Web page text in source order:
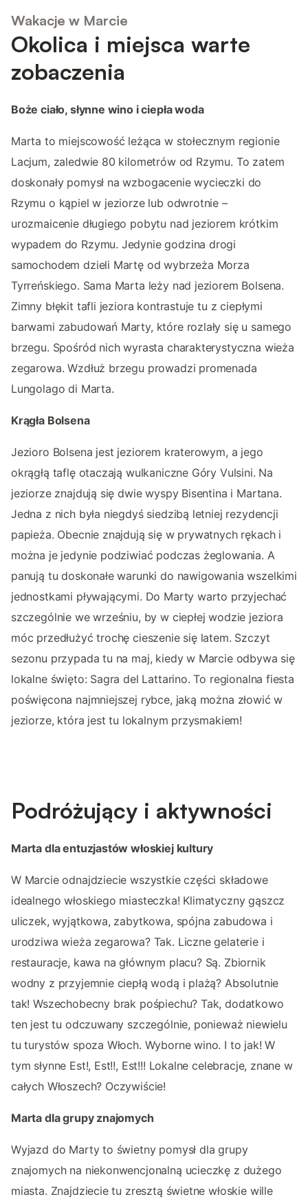
Wakacje w Marcie
Okolica i miejsca warte
zobaczenia
Boże ciało, słynne wino i ciepła woda
Marta to miejscowość leżąca w stołecznym regionie
Lacjum, zaledwie 80 kilometrów od Rzymu. To zatem
doskonały pomysł na wzbogacenie wycieczki do
Rzymu o kąpiel w jeziorze lub odwrotnie –
urozmaicenie długiego pobytu nad jeziorem krótkim
wypadem do Rzymu. Jedynie godzina drogi
samochodem dzieli Martę od wybrzeża Morza
Tyrreńskiego. Sama Marta leży nad jeziorem Bolsena.
Zimny błękit tafli jeziora kontrastuje tu z ciepłymi
barwami zabudowań Marty, które rozlały się u samego
brzegu. Spośród nich wyrasta charakterystyczna wieża
zegarowa. Wzdłuż brzegu prowadzi promenada
Lungolago di Marta.
Krągła Bolsena
Jezioro Bolsena jest jeziorem kraterowym, a jego
okrągłą taflę otaczają wulkaniczne Góry Vulsini. Na
jeziorze znajdują się dwie wyspy Bisentina i Martana.
Jedna z nich była niegdyś siedzibą letniej rezydencji
papieża. Obecnie znajdują się w prywatnych rękach i
można je jedynie podziwiać podczas żeglowania. A
panują tu doskonałe warunki do nawigowania wszelkimi
jednostkami pływającymi. Do Marty warto przyjechać
szczególnie we wrześniu, by w ciepłej wodzie jeziora
móc przedłużyć trochę cieszenie się latem. Szczyt
sezonu przypada tu na maj, kiedy w Marcie odbywa się
lokalne święto: Sagra del Lattarino. To regionalna fiesta
poświęcona najmniejszej rybce, jaką można złowić w
jeziorze, która jest tu lokalnym przysmakiem!
Podróżujący i aktywności
Marta dla entuzjastów włoskiej kultury
W Marcie odnajdziecie wszystkie części składowe
idealnego włoskiego miasteczka! Klimatyczny gąszcz
uliczek, wyjątkowa, zabytkowa, spójna zabudowa i
urodziwa wieża zegarowa? Tak. Liczne gelaterie i
restauracje, kawa na głównym placu? Są. Zbiornik
wodny z przyjemnie ciepłą wodą i plażą? Absolutnie
tak! Wszechobecny brak pośpiechu? Tak, dodatkowo
ten jest tu odczuwany szczególnie, ponieważ niewielu
tu turystów spoza Włoch. Wyborne wino. I to jak! W
tym słynne Est!, Est!!, Est!!! Lokalne celebracje, znane w
całych Włoszech? Oczywiście!
Marta dla grupy znajomych
Wyjazd do Marty to świetny pomysł dla grupy
znajomych na niekonwencjonalną ucieczkę z dużego
miasta. Znajdziecie tu zresztą świetne włoskie wille